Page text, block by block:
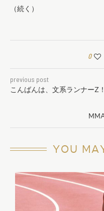
（続く）
0
previous post
こんばんは、文系ランナーZ！
YOU